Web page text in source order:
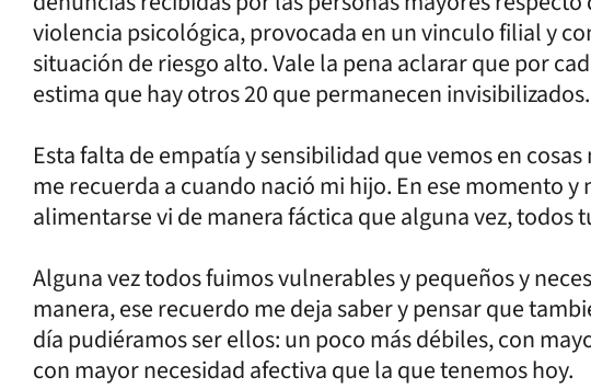
violencia psicológica, provocada en un vinculo filial y
situación de riesgo alto. Vale la pena aclarar que por
estima que hay otros 20 que permanecen invisibilizados.
Esta falta de empatía y sensibilidad que vemos en
me recuerda a cuando nació mi hijo. En ese momento
alimentarse vi de manera fáctica que alguna vez,
Alguna vez todos fuimos vulnerables y pequeños y
manera, ese recuerdo me deja saber y pensar que
día pudiéramos ser ellos: un poco más débiles, con
con mayor necesidad afectiva que la que tenemos hoy.